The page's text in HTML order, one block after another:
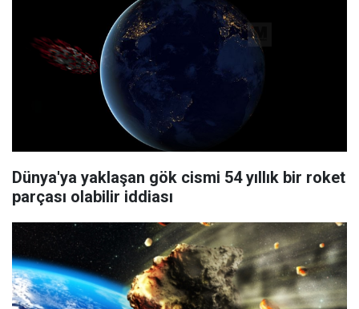
Dünya'ya yaklaşan gök cismi 54 yıllık bir roket
parçası olabilir iddiası